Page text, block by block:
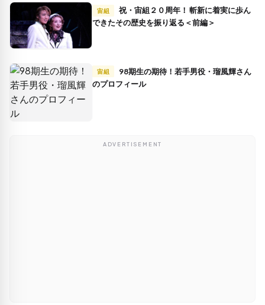
宙組
できたその歴史を振り返る＜前編＞
宙組
のプロフィール
ADVERTISEMENT